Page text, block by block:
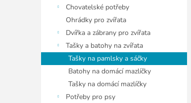
Chovatelské potřeby
Ohrádky pro zvířata
Dvířka a zábrany pro zvířata
Tašky a batohy na zvířata
Tašky na pamlsky a sáčky
Batohy na domácí mazlíčky
Tašky na domácí mazlíčky
Potřeby pro psy